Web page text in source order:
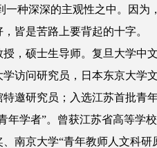
一种深深的主观性之中。因为
皆是苦路上要背起的十字。
，硕士生导师。复旦大学中
访问研究员，日本东京大学
邀研究员；入选江苏首批青
年学者”。曾获江苏省高等学
南京大学“青年教师人文科研